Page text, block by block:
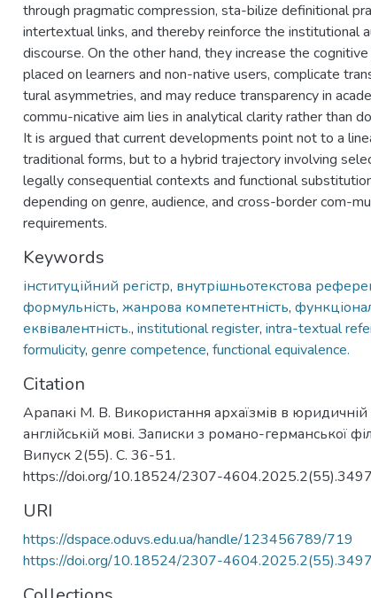
through pragmatic compression, sta-bilize definitional
intertextual links, and thereby reinforce the institutional
discourse. On the other hand, they increase the
placed on learners and non-native users, complicate
tural asymmetries, and may reduce transparency in
commu-nicative aim lies in analytical clarity rather than
It is argued that current developments point not to a
traditional forms, but to a hybrid trajectory involving
legally consequential contexts and functional
depending on genre, audience, and cross-border com-
requirements.
Keywords
інституційний регістр, внутрішньотекстова
формульність, жанрова компетентність,
еквівалентність., institutional register, intra-textual
formulicity, genre competence, functional equivalence.
Citation
Арапакі М. В. Використання архаїзмів в юридичній
англійській мові. Записки з романо-германської
Випуск 2(55). С. 36-51.
https://doi.org/10.18524/2307-
URI
https://dspace.oduvs.edu.ua/handle/123456789/719
https://doi.org/10.18524/2307-